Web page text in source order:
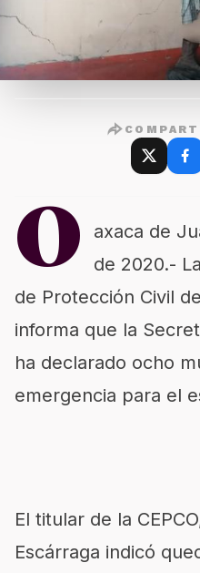
O
axaca de
de 2020.-
de Protección Civil
informa que la
ha declarado ocho
emergencia para el
El titular de la
Escárraga indicó